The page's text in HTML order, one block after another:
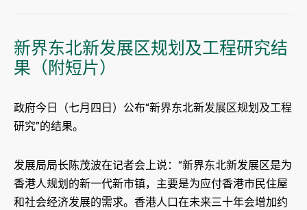
新界东北新发展区规划及工程研究结
果（附短片）
政府今日（七月四日）公布“新界东北新发展区规划及工程
研究”的结果。
发展局局长陈茂波在记者会上说：“新界东北新发展区是为
香港人规划的新一代新市镇，主要是为应付香港市民住屋
和社会经济发展的需求。香港人口在未来三十年会增加约